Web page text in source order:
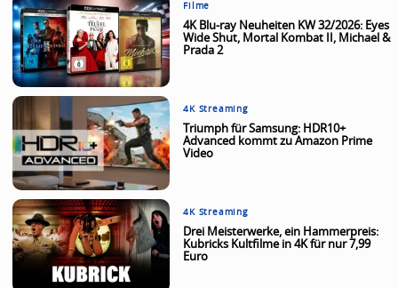
Filme
4K Blu-ray Neuheiten KW 32/2026: Eyes
Wide Shut, Mortal Kombat II, Michael &
Prada 2
4K Streaming
Triumph für Samsung: HDR10+
Advanced kommt zu Amazon Prime
Video
4K Streaming
Drei Meisterwerke, ein Hammerpreis:
Kubricks Kultfilme in 4K für nur 7,99
Euro